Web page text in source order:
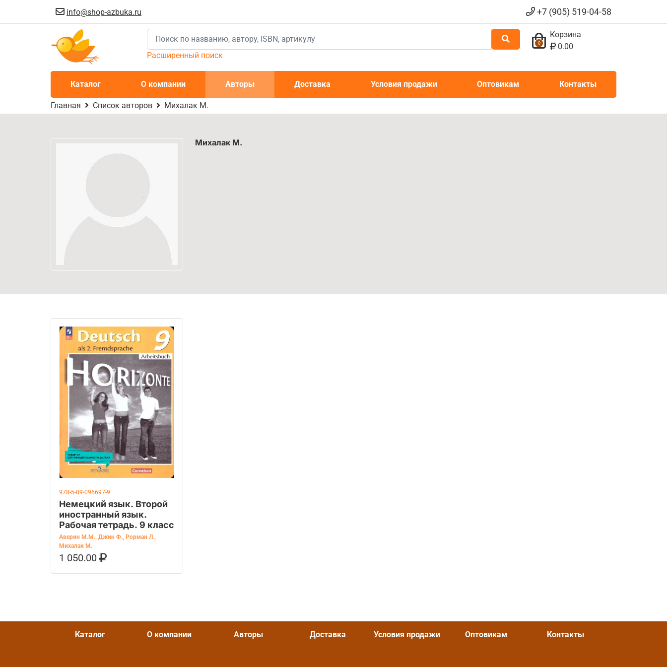
info@shop-azbuka.ru +7 (905) 519-04-58
Расширенный поиск
0
Корзина
0.00
Каталог О компании Авторы Доставка Условия продажи Оптовикам Контакты
Главная Список авторов Михалак М.
Михалак М.
978-5-09-096697-9
Немецкий язык. Второй
иностранный язык.
Рабочая тетрадь. 9 класс
Аверин М.М., Джин Ф., Рорман Л.,
Михалак М.
1 050.00
В КОРЗИНУ
Каталог О компании Авторы Доставка Условия продажи Оптовикам Контакты